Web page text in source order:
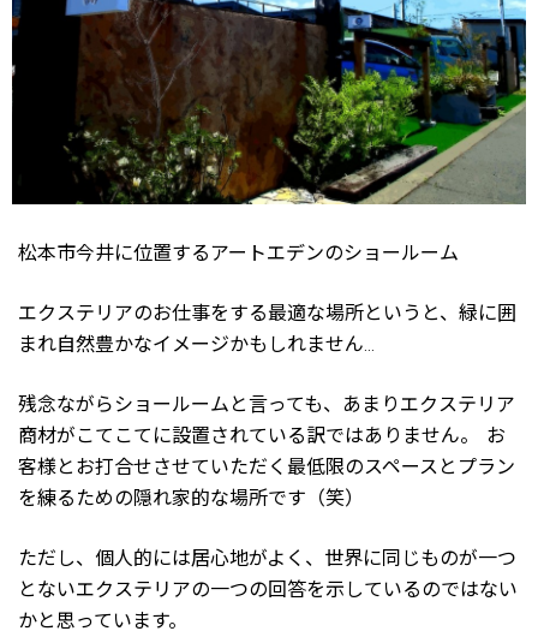
松本市今井に位置するアートエデンのショールーム
エクステリアのお仕事をする最適な場所というと、緑に囲
まれ自然豊かなイメージかもしれません…
残念ながらショールームと言っても、あまりエクステリア
商材がこてこてに設置されている訳ではありません。 お
客様とお打合せさせていただく最低限のスペースとプラン
を練るための隠れ家的な場所です（笑）
ただし、個人的には居心地がよく、世界に同じものが一つ
とないエクステリアの一つの回答を示しているのではない
かと思っています。